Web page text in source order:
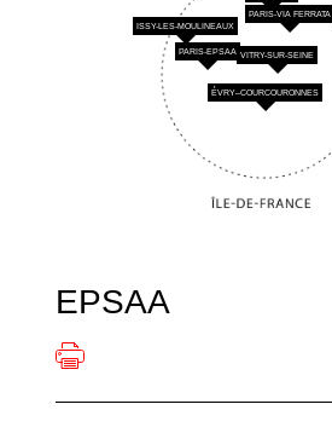
ÉVRY–COURCOURONNES
ISSY-LES-MOULINEAUX
PARIS-EPSAA
PARIS-VIA FERRATA
VITRY-SUR-SEINE
EPSAA